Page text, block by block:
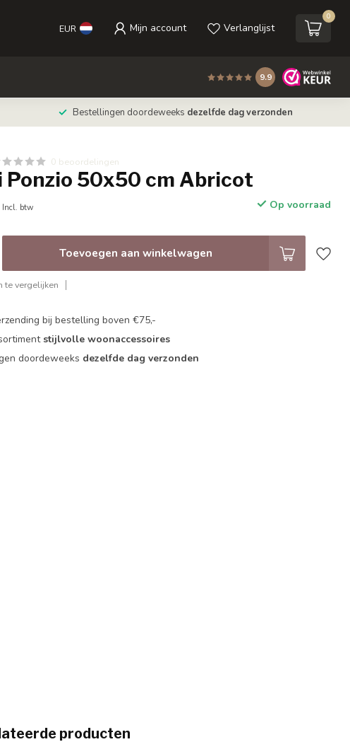
EUR Mijn account Verlanglijst
0
9.9
Bestellingen doordeweeks dezelfde dag verzonden
0 beoordelingen
Ponzio 50x50 cm Abricot
Incl. btw Op voorraad
Toevoegen aan winkelwagen
te vergelijken
bij bestelling boven €75,-
stijlvolle woonaccessoires
doordeweeks dezelfde dag verzonden
producten